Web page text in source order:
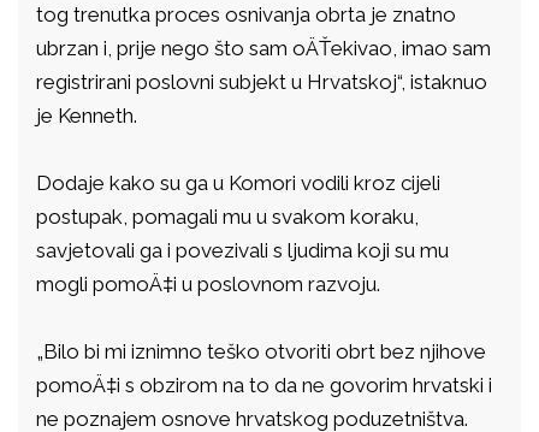
tog trenutka proces osnivanja obrta je znatno
ubrzan i, prije nego što sam oÄŤekivao, imao sam
registrirani poslovni subjekt u Hrvatskoj“, istaknuo
je Kenneth.
Dodaje kako su ga u Komori vodili kroz cijeli
postupak, pomagali mu u svakom koraku,
savjetovali ga i povezivali s ljudima koji su mu
mogli pomoÄ‡i u poslovnom razvoju.
„Bilo bi mi iznimno teško otvoriti obrt bez njihove
pomoÄ‡i s obzirom na to da ne govorim hrvatski i
ne poznajem osnove hrvatskog poduzetništva.